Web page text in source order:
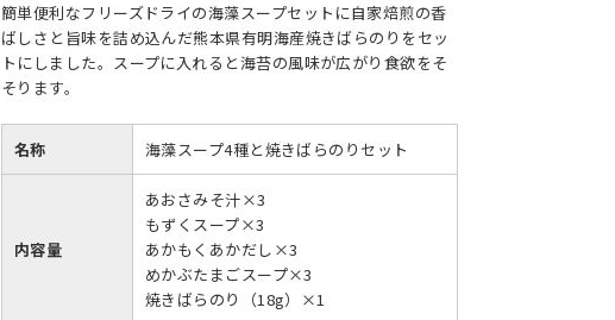
簡単便利なフリーズドライの海藻スープセットに自家焙煎の香
ばしさと旨味を詰め込んだ熊本県有明海産焼きばらのりをセッ
トにしました。スープに入れると海苔の風味が広がり食欲をそ
そります。
名称 海藻スープ4種と焼きばらのりセット
内容量
あおさみそ汁×3
もずくスープ×3
あかもくあかだし×3
めかぶたまごスープ×3
焼きばらのり（18g）×1